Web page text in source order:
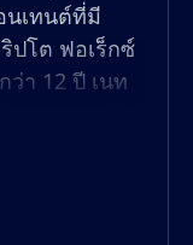
นเทนต์ที่มี
ปโต ฟอเร็กซ์
า 12 ปี เนท
นต์ที่มีอัตรา
การเงินและ